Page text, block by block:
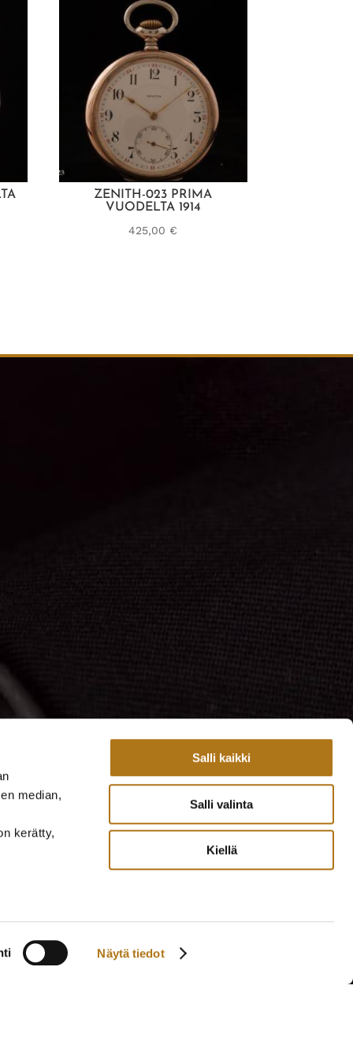
median,
kerätty,
Näytä tiedot
Salli kaikki
Salli valinta
Kiellä
ZENITH-023 PRIMA
VUODELTA 1914
425,00 €